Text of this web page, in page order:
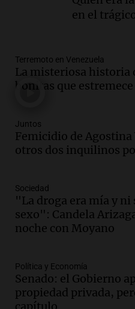
Tras
interina de Villa
Episodios
Audio.La justicia
millonaria a
Panorama Federal
Episodios
Audio.Cómo serán
ley de propiedad
Ahora país
Episodios
Audio. Se
Panorama Federal
Episodios
Audio.Se
en el
Terremoto en Venezuela
La misteriosa historia
bonitas que
Juntos
Femicidio de
otros dos inquilinos
Sociedad
"La droga era mía y
sexo": Candela
noche con Moyano
Política y Economía
Senado: el Gobierno
propiedad privada,